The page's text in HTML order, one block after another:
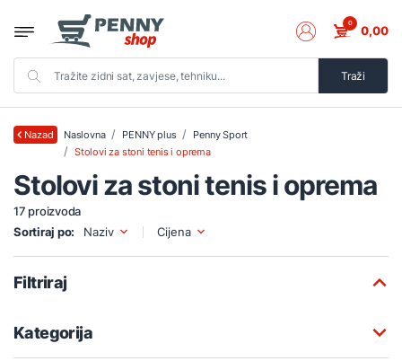
Traži
0 0,00
Nazad Naslovna PENNY plus
Penny Sport
Stolovi za stoni tenis i oprema
Stolovi za stoni tenis i oprema
17 proizvoda
Sortiraj po:
Naziv Cijena
Filtriraj
Kategorija